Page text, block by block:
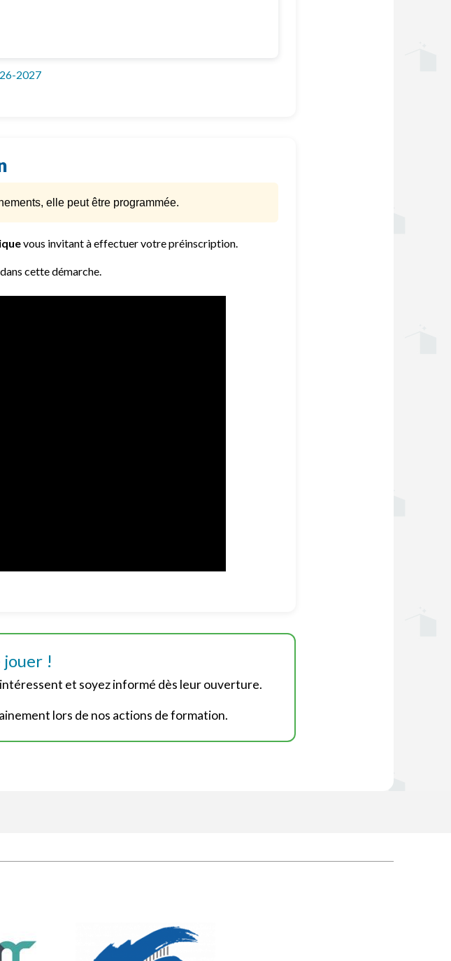
2027
elle peut être programmée.
vous invitant à effectuer votre préinscription.
cette démarche.
jouer !
et soyez informé dès leur ouverture.
lors de nos actions de formation.